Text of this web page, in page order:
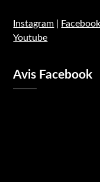
Instagram Facebook
Youtube
Avis Facebook